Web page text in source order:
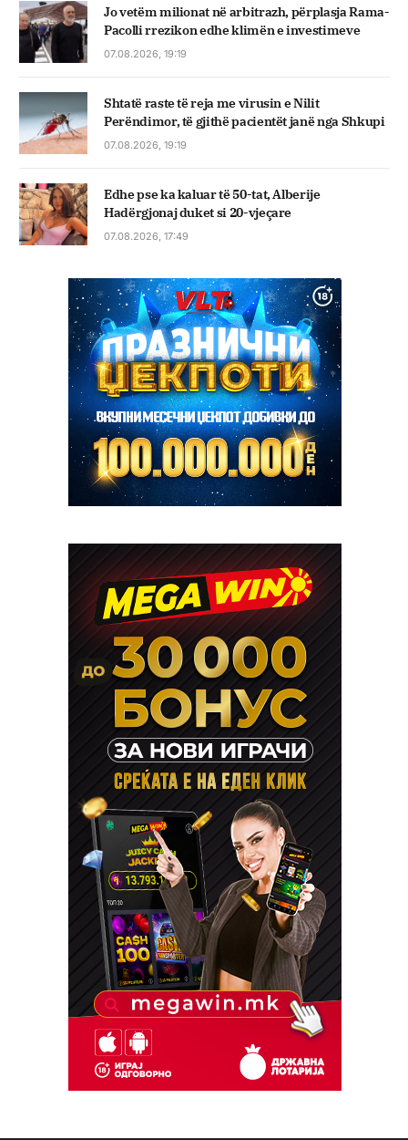
Jo vetëm milionat në arbitrazh, përplasja Rama-
Pacolli rrezikon edhe klimën e investimeve
07.08.2026, 19:19
Shtatë raste të reja me virusin e Nilit
Perëndimor, të gjithë pacientët janë nga Shkupi
07.08.2026, 19:19
Edhe pse ka kaluar të 50-tat, Alberije
Hadërgjonaj duket si 20-vjeçare
07.08.2026, 17:49